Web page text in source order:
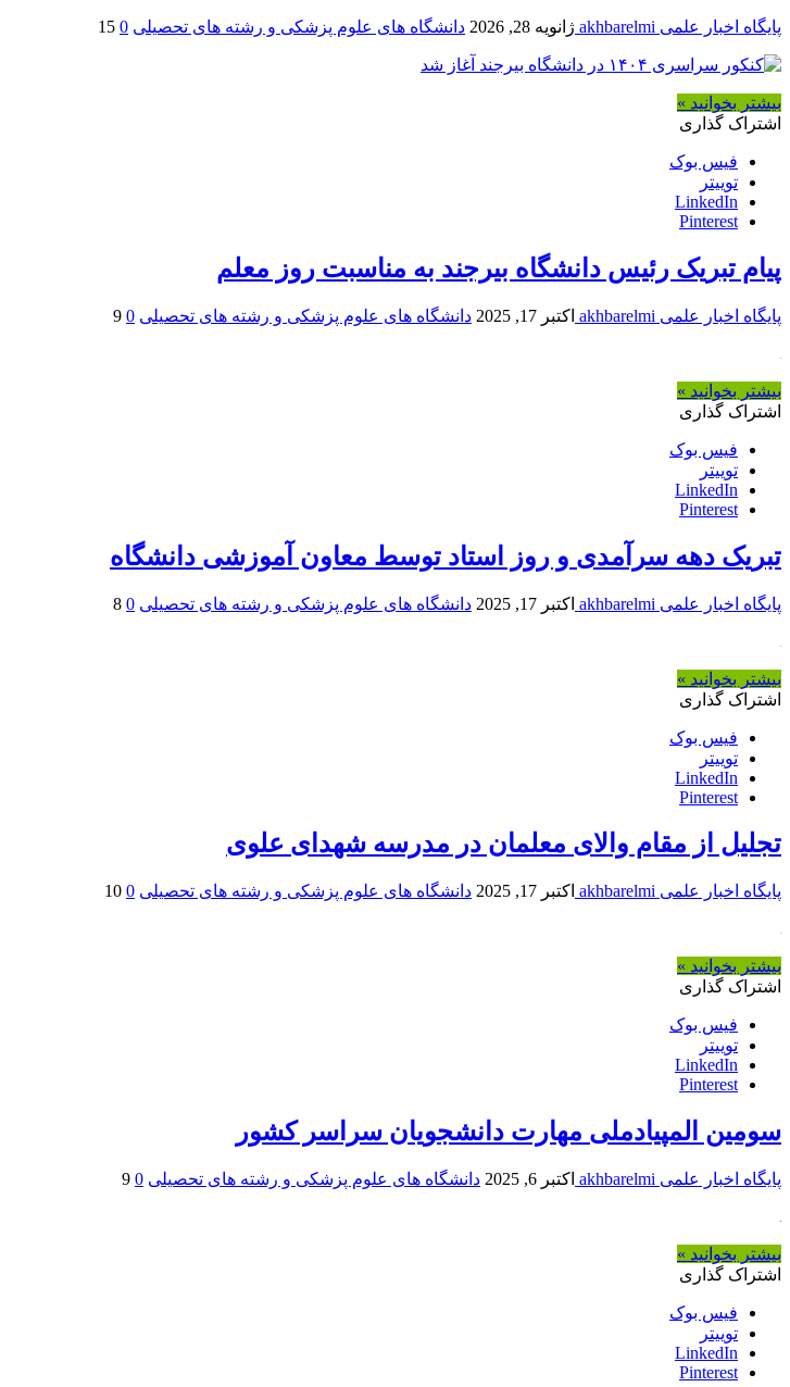
پایگاه اخبار علمی akhbarelmi ژانویه 28, 2026 دانشگاه های علوم پزشکی و رشته های تحصیلی 0
15
بیشتر بخوانید »
اشتراک گذاری
فیس بوک
توییتر
LinkedIn
Pinterest
پیام تبریک رئیس دانشگاه بیرجند به مناسبت روز معلم
پایگاه اخبار علمی akhbarelmi اکتبر 17, 2025 دانشگاه های علوم پزشکی و رشته های تحصیلی 0
9
بیشتر بخوانید »
اشتراک گذاری
فیس بوک
توییتر
LinkedIn
Pinterest
تبریک دهه سرآمدی و روز استاد توسط معاون آموزشی دانشگاه
پایگاه اخبار علمی akhbarelmi اکتبر 17, 2025 دانشگاه های علوم پزشکی و رشته های تحصیلی 0
8
بیشتر بخوانید »
اشتراک گذاری
فیس بوک
توییتر
LinkedIn
Pinterest
تجلیل از مقام والای معلمان در مدرسه شهدای علوی
پایگاه اخبار علمی akhbarelmi اکتبر 17, 2025 دانشگاه های علوم پزشکی و رشته های تحصیلی 0
10
بیشتر بخوانید »
اشتراک گذاری
فیس بوک
توییتر
LinkedIn
Pinterest
سومین المپیادملی مهارت دانشجویان سراسر کشور
پایگاه اخبار علمی akhbarelmi اکتبر 6, 2025 دانشگاه های علوم پزشکی و رشته های تحصیلی 0
9
بیشتر بخوانید »
اشتراک گذاری
فیس بوک
توییتر
LinkedIn
Pinterest